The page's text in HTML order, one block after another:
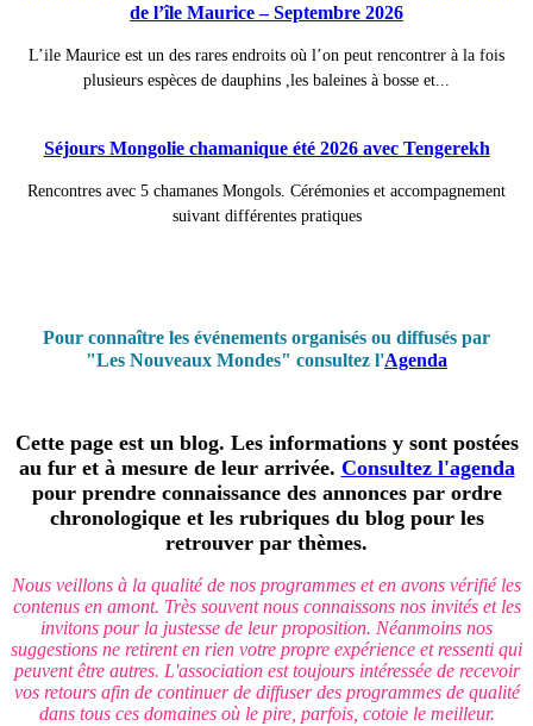
de l’île Maurice – Septembre 2026
L’ile Maurice est un des rares endroits où l’on peut rencontrer à la fois
plusieurs espèces de dauphins ,les baleines à bosse et...
Séjours Mongolie chamanique été 2026 avec Tengerekh
Rencontres avec 5 chamanes Mongols. Cérémonies et accompagnement
suivant différentes pratiques
Pour connaître les événements organisés ou diffusés par
"Les Nouveaux Mondes" consultez l'Agenda
Cette page est un blog. Les informations y sont postées
au fur et à mesure de leur arrivée. Consultez l'agenda
pour prendre connaissance des annonces par ordre
chronologique et les rubriques du blog pour les
retrouver par thèmes.
Nous veillons à la qualité de nos programmes et en avons vérifié les
contenus en amont. Très souvent nous connaissons nos invités et les
invitons pour la justesse de leur proposition. Néanmoins nos
suggestions ne retirent en rien votre propre expérience et ressenti qui
peuvent être autres. L'association est toujours intéressée de recevoir
vos retours afin de continuer de diffuser des programmes de qualité
dans tous ces domaines où le pire, parfois, cotoie le meilleur.